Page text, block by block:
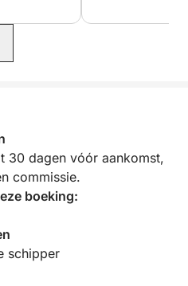
uit de Provence, naar
(Bluetooth-
volledige gemoedsrust).
30 dagen vóór aankomst,
commissie.
boeking:
schipper